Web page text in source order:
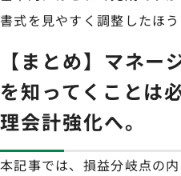
書式を見やすく調整したほう
【まとめ】マネー
を知ってくことは
理会計強化へ。
本記事では、損益分岐点の